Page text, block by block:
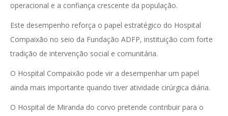
operacional e a confiança crescente da população.
Este desempenho reforça o papel estratégico do Hospital
Compaixão no seio da Fundação ADFP, instituição com forte
tradição de intervenção social e comunitária.
O Hospital Compaixão pode vir a desempenhar um papel
ainda mais importante quando tiver atividade cirúrgica diária.
O Hospital de Miranda do corvo pretende contribuir para o